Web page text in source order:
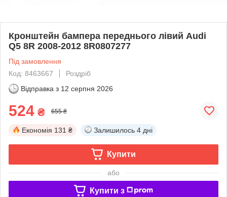
Кронштейн бампера переднього лівий Audi
Q5 8R 2008-2012 8R0807277
Під замовлення
Код: 8463667
Роздріб
Відправка з 12 серпня 2026
524 ₴ 655 ₴
Економія 131 ₴ Залишилось 4 дні
Купити
або
Купити з